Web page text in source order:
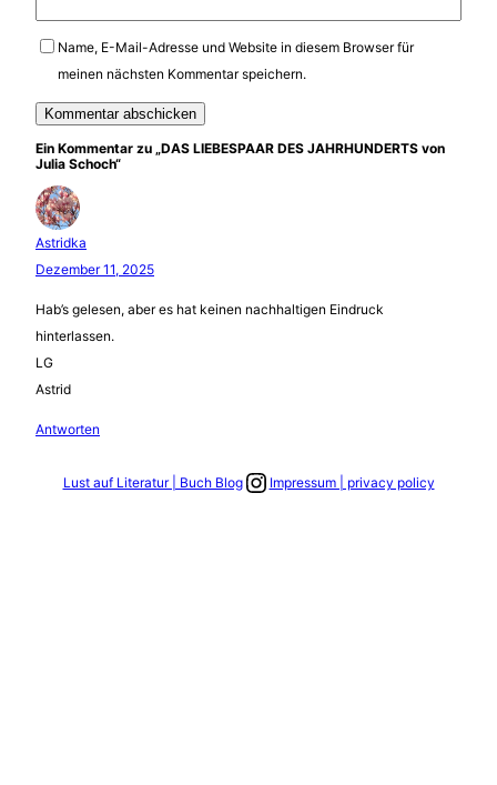
Name, E-Mail-Adresse und Website in diesem Browser für
meinen nächsten Kommentar speichern.
Ein Kommentar zu „DAS LIEBESPAAR DES JAHRHUNDERTS von
Julia Schoch“
Astridka
Dezember 11, 2025
Hab’s gelesen, aber es hat keinen nachhaltigen Eindruck
hinterlassen.
LG
Astrid
Antworten
Lust auf Literatur | Buch BlogLink zum Instagram Account
Impressum | privacy policy